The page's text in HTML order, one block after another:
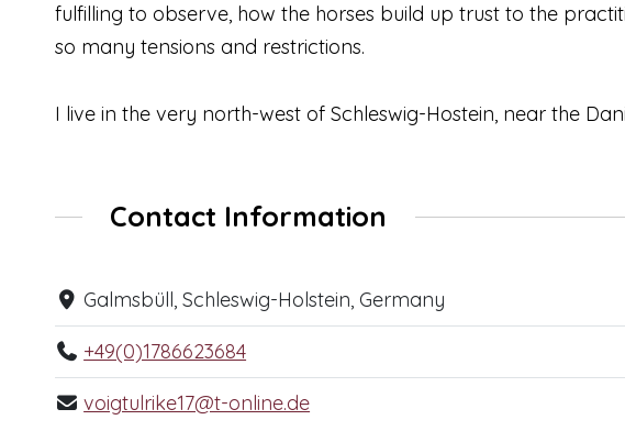
fulfilling to observe, how the horses build up trust to the
so many tensions and restrictions.
I live in the very north-west of Schleswig-Hostein, near the
Contact Information
Galmsbüll, Schleswig-Holstein, Germany
+49(0)1786623684
voigtulrike17@t-online.de